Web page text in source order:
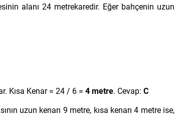
alanı 24 metrekaredir. Eğer bahçenin uzun
Kısa Kenar = 24 / 6 = 4 metre. Cevap: C
uzun kenarı 9 metre, kısa kenarı 4 metre ise,